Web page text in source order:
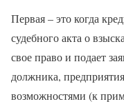
Первая – это когда
судебного акта о
свое право и подает
должника,
возможностями (к